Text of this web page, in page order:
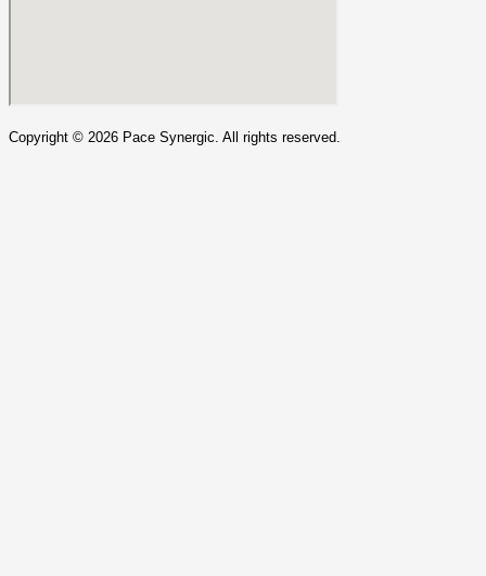
Copyright © 2026 Pace Synergic. All rights reserved.